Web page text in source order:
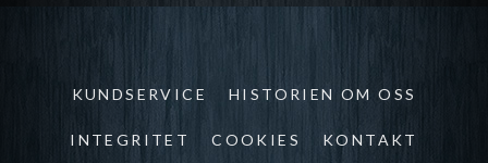
KUNDSERVICE HISTORIEN OM OSS
INTEGRITET COOKIES KONTAKT